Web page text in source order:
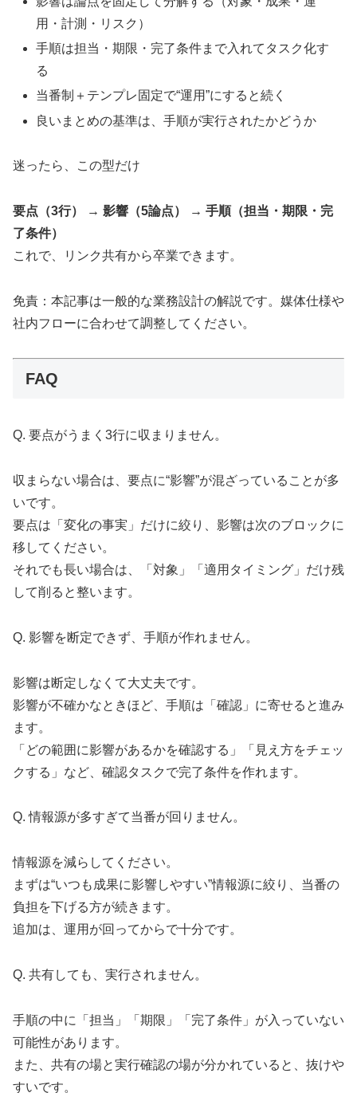
用・計測・リスク）
手順は担当・期限・完了条件まで入れてタスク化す
る
当番制＋テンプレ固定で“運用”にすると続く
良いまとめの基準は、手順が実行されたかどうか
迷ったら、この型だけ
要点（3行） → 影響（5論点） → 手順（担当・期限・完
了条件）
これで、リンク共有から卒業できます。
免責：本記事は一般的な業務設計の解説です。媒体仕様や
社内フローに合わせて調整してください。
FAQ
Q. 要点がうまく3行に収まりません。
収まらない場合は、要点に“影響”が混ざっていることが多
いです。
要点は「変化の事実」だけに絞り、影響は次のブロックに
移してください。
それでも長い場合は、「対象」「適用タイミング」だけ残
して削ると整います。
Q. 影響を断定できず、手順が作れません。
影響は断定しなくて大丈夫です。
影響が不確かなときほど、手順は「確認」に寄せると進み
ます。
「どの範囲に影響があるかを確認する」「見え方をチェッ
クする」など、確認タスクで完了条件を作れます。
Q. 情報源が多すぎて当番が回りません。
情報源を減らしてください。
まずは“いつも成果に影響しやすい”情報源に絞り、当番の
負担を下げる方が続きます。
追加は、運用が回ってからで十分です。
Q. 共有しても、実行されません。
手順の中に「担当」「期限」「完了条件」が入っていない
可能性があります。
また、共有の場と実行確認の場が分かれていると、抜けや
すいです。